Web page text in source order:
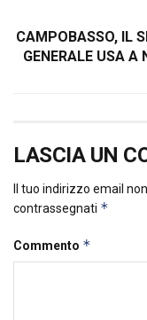
CAMPOBASSO, IL
GENERALE USA A
LASCIA UN
Il tuo indirizzo email
contrassegnati *
Commento *